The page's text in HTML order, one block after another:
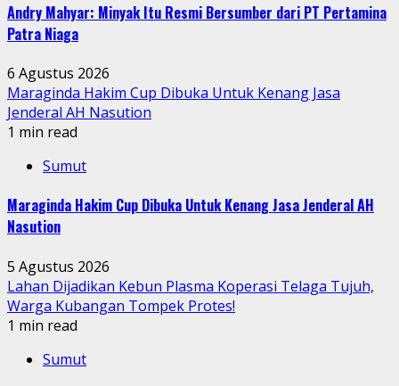
Andry Mahyar: Minyak Itu Resmi Bersumber dari PT Pertamina
Patra Niaga
6 Agustus 2026
Maraginda Hakim Cup Dibuka Untuk Kenang Jasa
Jenderal AH Nasution
1 min read
Sumut
Maraginda Hakim Cup Dibuka Untuk Kenang Jasa Jenderal AH
Nasution
5 Agustus 2026
Lahan Dijadikan Kebun Plasma Koperasi Telaga Tujuh,
Warga Kubangan Tompek Protes!
1 min read
Sumut